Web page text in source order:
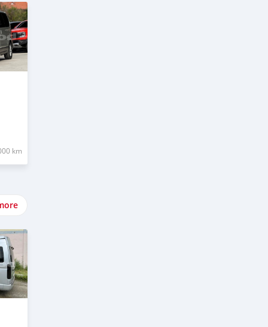
km